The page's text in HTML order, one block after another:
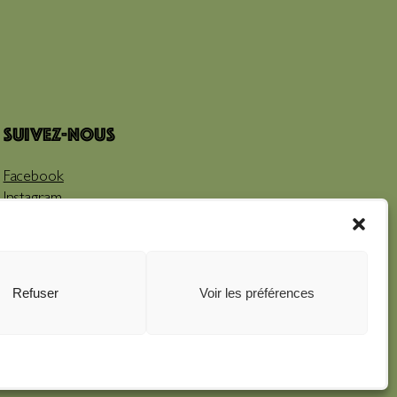
Refuser Voir les préférences
Suivez-nous
Facebook
Instagram